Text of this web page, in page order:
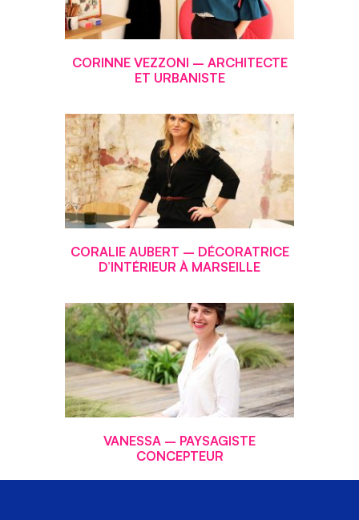
CORINNE VEZZONI – ARCHITECTE
ET URBANISTE
CORALIE AUBERT – DÉCORATRICE
D’INTÉRIEUR À MARSEILLE
VANESSA – PAYSAGISTE
CONCEPTEUR